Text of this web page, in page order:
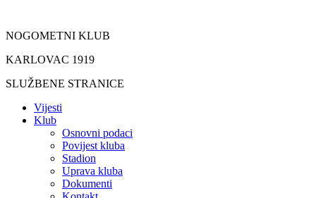
sadržaj
NOGOMETNI KLUB
KARLOVAC 1919
SLUŽBENE STRANICE
Vijesti
Klub
Osnovni podaci
Povijest kluba
Stadion
Uprava kluba
Dokumenti